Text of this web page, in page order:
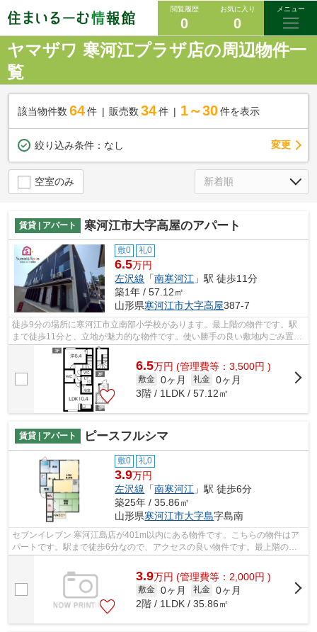
閲覧履歴
0
お気に入り
0
メニュー
ヤマザワ 寒河江プラザ店の周辺物件一
覧
該当物件数 64件 販売数 34 件 1～30 件を表示
絞り込み条件： なし 変更
空室のみ
賃貸 | アパート 寒河江市大字高屋のアパート
敷0 礼0
6.5万円
左沢線 「南寒河江 」駅 徒歩11分
築1年 / 57.12㎡
山形県寒河江市大字高屋387-7
徒歩9分の場所に寒河江市立南部小学校があります。最上階の物件です。駅
まで徒歩11分と、立地が魅力的な物件です。使い勝手の良い敷地内ごみ置き
場付。より詳しい情報や内見のご予約は...
6.5万円 (管理費等：3,500円 )
敷金 0ヶ月 礼金 0ヶ月
3階 / 1LDK / 57.12㎡
賃貸 | アパート ピースフルシマ
敷0 礼0
3.9万円
左沢線 「南寒河江 」駅 徒歩6分
築25年 / 35.86㎡
山形県寒河江市大字島字島南
セブンイレブン 寒河江島店が401m以内にある物件です。こちらの物件はア
パートです。駅まで徒歩6分なので、アクセスの良い物件です。最上階の物
3.9万円 (管理費等：2,000円 )
敷金 0ヶ月 礼金 0ヶ月
2階 / 1LDK / 35.86㎡